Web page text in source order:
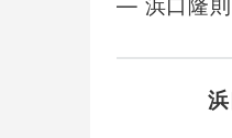
― 浜口隆則